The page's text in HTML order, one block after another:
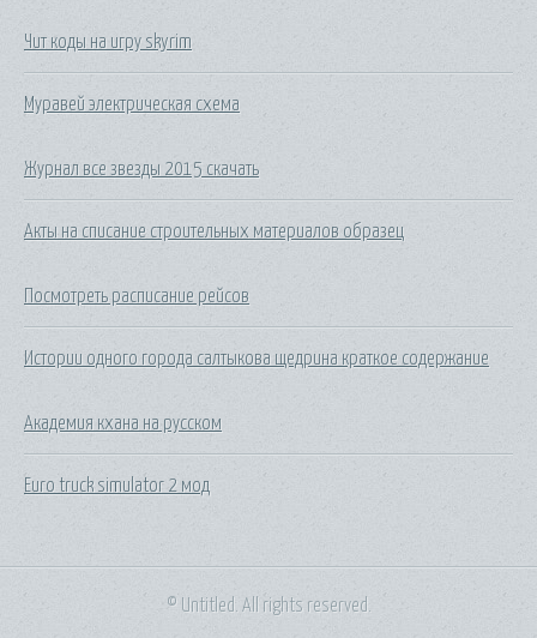
Чит коды на игру skyrim
Муравей электрическая схема
Журнал все звезды 2015 скачать
Акты на списание строительных материалов образец
Посмотреть расписание рейсов
Истории одного города салтыкова щедрина краткое содержание
Академия кхана на русском
Euro truck simulator 2 мод
© Untitled. All rights reserved.